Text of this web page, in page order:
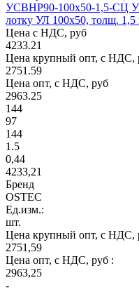
УСВНР90-100х50-1,5-СЦ
лотку УЛ 100х50, толщ.
Цена с НДС, руб
4233.21
Цена крупный опт, с НДС,
2751.59
Цена опт, с НДС, руб
2963.25
144
97
144
1.5
0,44
4233,21
Бренд
OSTEC
Ед.изм.:
шт.
Цена крупный опт, с НДС,
2751,59
Цена опт, с НДС, руб :
2963,25
-